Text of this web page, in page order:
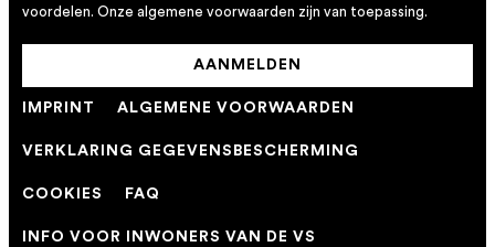
voordelen. Onze algemene voorwaarden zijn van toepassing.
AANMELDEN
IMPRINT ALGEMENE VOORWAARDEN
VERKLARING GEGEVENSBESCHERMING
COOKIES FAQ
INFO VOOR INWONERS VAN DE VS